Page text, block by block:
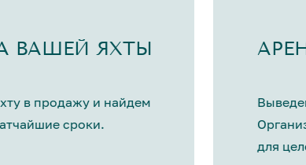
ВАШЕЙ ЯХТЫ
в продажу и найдем
сроки.
для